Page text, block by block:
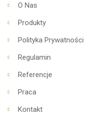
O Nas
Produkty
Polityka Prywatności
Regulamin
Referencje
Praca
Kontakt